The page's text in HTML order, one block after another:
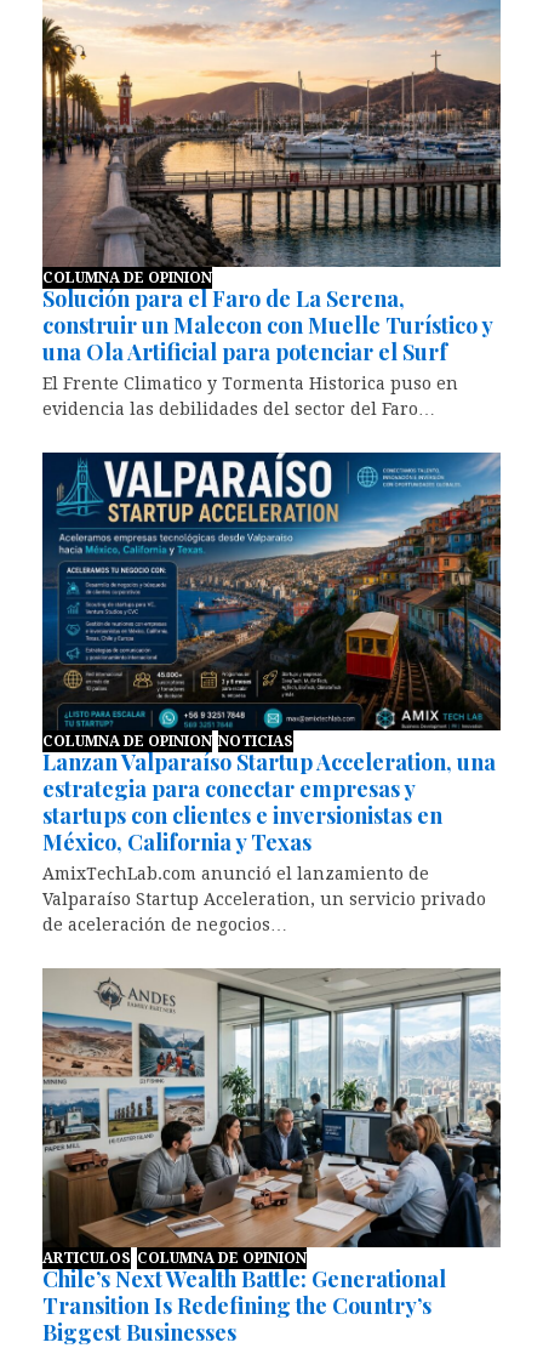
COLUMNA DE OPINION
Solución para el Faro de La Serena,
construir un Malecon con Muelle Turístico y
una Ola Artificial para potenciar el Surf
El Frente Climatico y Tormenta Historica puso en
evidencia las debilidades del sector del Faro…
COLUMNA DE OPINION NOTICIAS
Lanzan Valparaíso Startup Acceleration, una
estrategia para conectar empresas y
startups con clientes e inversionistas en
México, California y Texas
AmixTechLab.com anunció el lanzamiento de
Valparaíso Startup Acceleration, un servicio privado
de aceleración de negocios…
ARTICULOS COLUMNA DE OPINION
Chile’s Next Wealth Battle: Generational
Transition Is Redefining the Country’s
Biggest Businesses